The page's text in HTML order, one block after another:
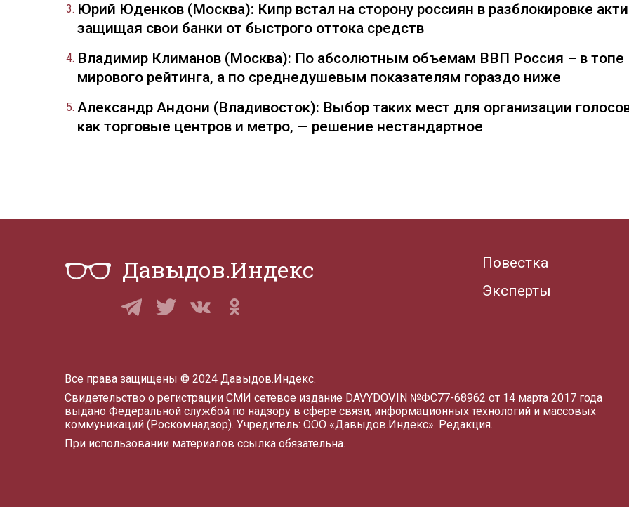
Юрий Юденков (Москва): Кипр встал на сторону россиян в разблокировке
защищая свои банки от быстрого оттока средств
Владимир Климанов (Москва): По абсолютным объемам ВВП Россия – в топе
мирового рейтинга, а по среднедушевым показателям гораздо ниже
Александр Андони (Владивосток): Выбор таких мест для организации
как торговые центров и метро, — решение нестандартное
Давыдов.Индекс
Повестка
Эксперты
Все права защищены © 2024 Давыдов.Индекс.
Свидетельство о регистрации СМИ сетевое издание DAVYDOV.IN №ФС77-68962 от 14 марта 2017 года
выдано Федеральной службой по надзору в сфере связи, информационных технологий и массовых
коммуникаций (Роскомнадзор). Учредитель: ООО «Давыдов.Индекс». Редакция.
При использовании материалов ссылка обязательна.